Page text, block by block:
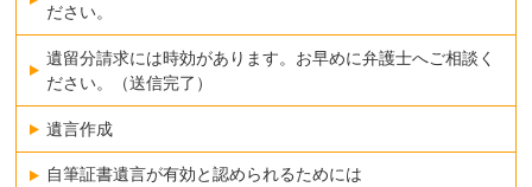
ださい。
遺留分請求には時効があります。お早めに弁護士へご相談く
ださい。（送信完了）
遺言作成
自筆証書遺言が有効と認められるためには